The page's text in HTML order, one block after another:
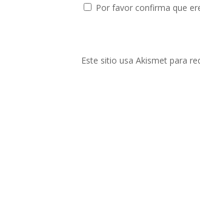
Por favor confirma que
Este sitio usa Akismet para